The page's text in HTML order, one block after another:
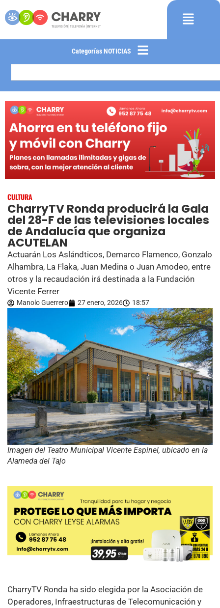
Categorías NOTICIAS
CULTURA
CharryTV Ronda producirá la Gala
del 28-F de las televisiones locales
de Andalucía que organiza
ACUTELAN
Actuarán Los Aslándticos, Demarco Flamenco, Gonzalo
Alhambra, La Flaka, Juan Medina o Juan Amodeo, entre
otros y la recaudación irá destinada a la Fundación
Vicente Ferrer
Manolo Guerrero 27 enero, 2026 18:57
Imagen del Teatro Municipal Vicente Espinel, ubicado en la
Alameda del Tajo
CharryTV Ronda ha sido elegida por la Asociación de
Operadores, Infraestructuras de Telecomunicación y